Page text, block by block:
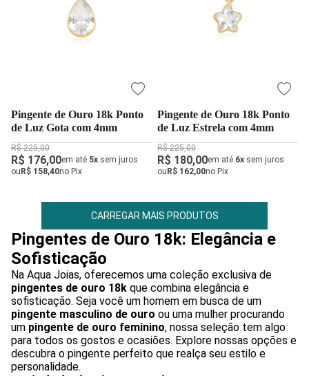
Pingente de Ouro 18k Ponto
de Luz Gota com 4mm
R$ 225,00
R$ 176,00em até 5x sem juros
ouR$ 158,40no Pix
Pingente de Ouro 18k Ponto
de Luz Estrela com 4mm
R$ 225,00
R$ 180,00em até 6x sem juros
ouR$ 162,00no Pix
CARREGAR MAIS PRODUTOS
Pingentes de Ouro 18k: Elegância e
Sofisticação
Na Aqua Joias, oferecemos uma coleção exclusiva de
pingentes de ouro 18k que combina elegância e
sofisticação. Seja você um homem em busca de um
pingente masculino de ouro ou uma mulher procurando
um pingente de ouro feminino, nossa seleção tem algo
para todos os gostos e ocasiões. Explore nossas opções e
descubra o pingente perfeito que realça seu estilo e
personalidade.